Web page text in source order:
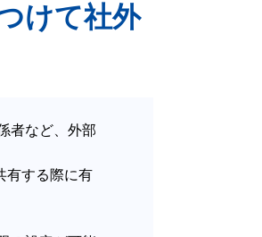
けて社外
者など、外部
有する際に有